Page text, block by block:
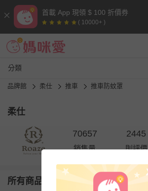
首載 App 現領 $ 100 折價券
( 10000+ )
分類
品牌館 柔仕 推車 推車防蚊罩
柔仕
70657
銷售量
2445
則評價
所有商品